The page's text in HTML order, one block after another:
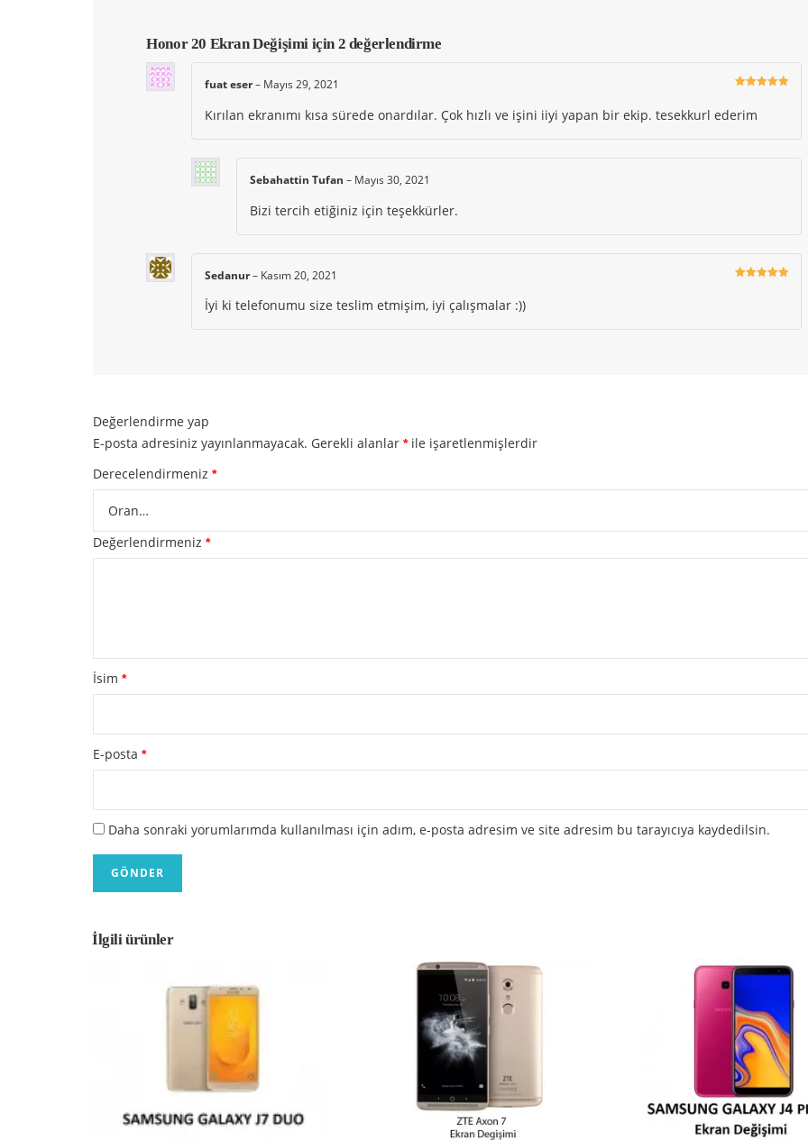
Honor 20 Ekran Değişimiiçin 2 değerlendirme
fuat eser– Mayıs 29, 2021
Kırılan ekranımı kısa sürede onardılar. Çok hızlı ve işini iiyi yapan bir ekip. tesekkurl ederim
Sebahattin Tufan– Mayıs 30, 2021
Bizi tercih etiğiniz için teşekkürler.
Sedanur– Kasım 20, 2021
İyi ki telefonumu size teslim etmişim, iyi çalışmalar :))
Değerlendirme yap
E-posta adresiniz yayınlanmayacak. Gerekli alanlar *ile işaretlenmişlerdir
Derecelendirmeniz *
Değerlendirmeniz *
İsim *
E-posta *
Daha sonraki yorumlarımda kullanılması için adım, e-posta adresim ve site adresim bu tarayıcıya kaydedilsin.
İlgili ürünler